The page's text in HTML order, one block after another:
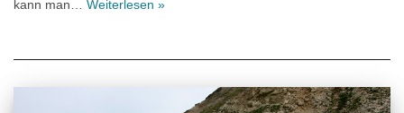
kann man… Weiterlesen »